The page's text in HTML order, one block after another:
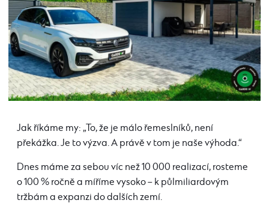
Jak říkáme my: „To, že je málo řemeslníků, není
překážka. Je to výzva. A právě v tom je naše výhoda.“
Dnes máme za sebou víc než 10 000 realizací, rosteme
o 100 % ročně a míříme vysoko – k půlmiliardovým
tržbám a expanzi do dalších zemí.